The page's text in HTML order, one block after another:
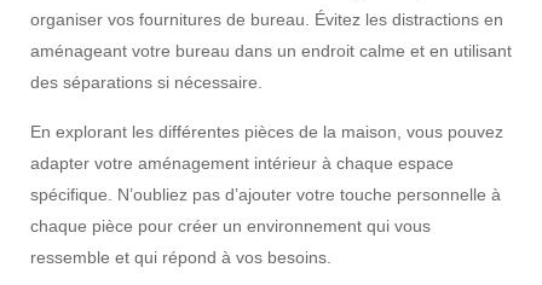
organiser vos fournitures de bureau. Évitez les distractions en
aménageant votre bureau dans un endroit calme et en utilisant
des séparations si nécessaire.
En explorant les différentes pièces de la maison, vous pouvez
adapter votre aménagement intérieur à chaque espace
spécifique. N’oubliez pas d’ajouter votre touche personnelle à
chaque pièce pour créer un environnement qui vous
ressemble et qui répond à vos besoins.